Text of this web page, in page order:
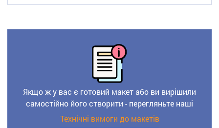
Якщо ж у вас є готовий макет або ви вирішили
самостійно його створити - перегляньте наші
Технічні вимоги до макетів